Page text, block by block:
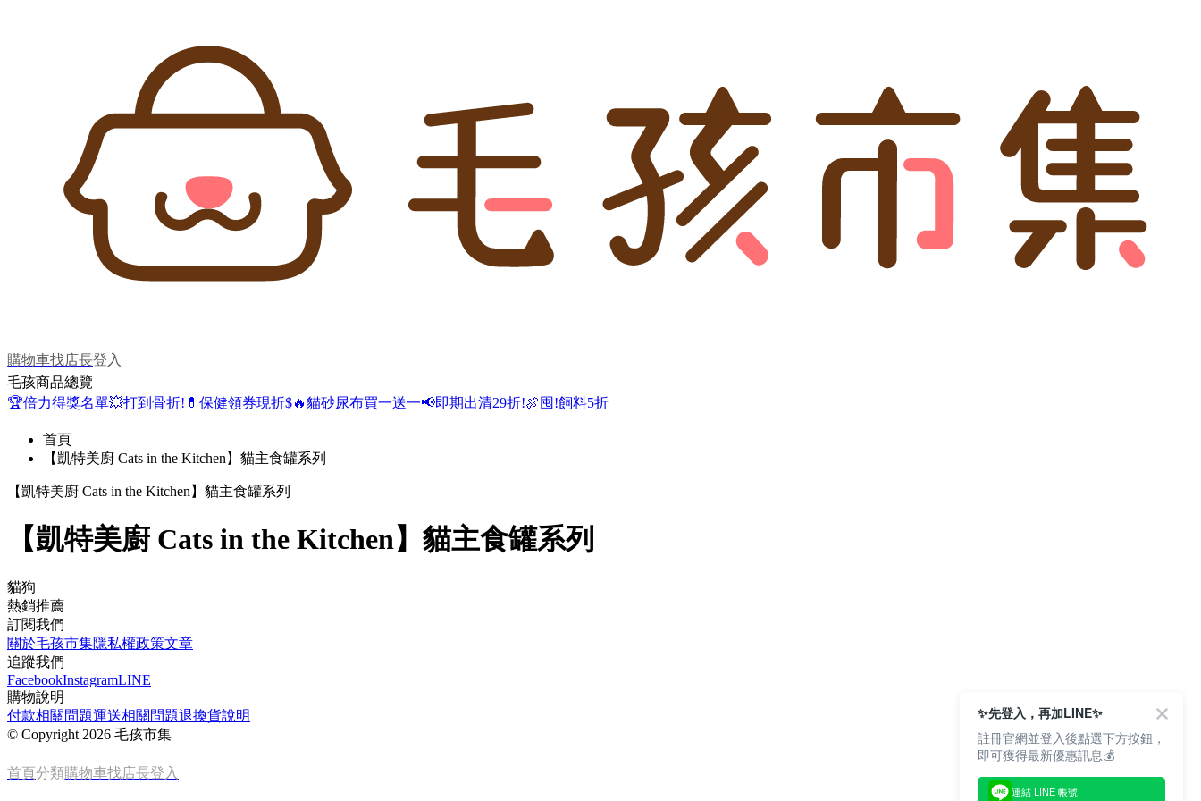
購物車找店長登入
毛孩商品總覽
🏆倍力得獎名單💥打到骨折! 💊保健領券現折$🔥貓砂尿布買一送一📢即期出清29折!🍖囤!飼料5折
首頁
【凱特美廚 Cats in the Kitchen】貓主食罐系列
【凱特美廚 Cats in the Kitchen】貓主食罐系列
【凱特美廚 Cats in the Kitchen】貓主食罐系列
貓狗
熱銷推薦
訂閱我們
關於毛孩市集隱私權政策文章
追蹤我們
FacebookInstagramLINE
購物說明
付款相關問題運送相關問題退換貨說明
© Copyright 2026 毛孩市集
首頁分類購物車找店長登入
✨先登入，再加LINE✨
註冊官網並登入後點選下方按鈕，
即可獲得最新優惠訊息💰
連結 LINE 帳號